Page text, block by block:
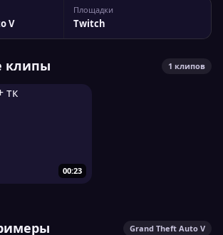
пик трансляции достигал 8
V
Площадки
Twitch
клипы 1 клипов
00:23
Grand Theft Auto V